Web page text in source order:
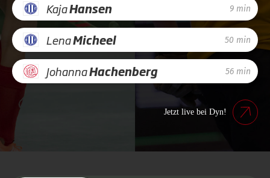
KajaHansen 9 min
LenaMicheel 50 min
JohannaHachenberg 56 min
Jetzt live bei Dyn!